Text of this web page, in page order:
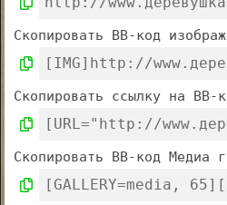
Скопировать BB-код
Скопировать ссылку на BB-
Скопировать BB-код Медиа